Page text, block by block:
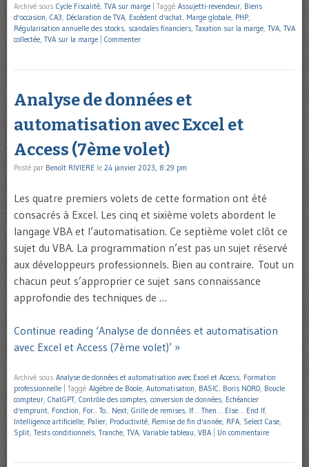
Archivé sous Cycle Fiscalité, TVA sur marge Taggé Assujetti-revendeur, Biens
d'occasion, CA3, Déclaration de TVA, Excédent d'achat, Marge globale, PHP,
Régularisation annuelle des stocks, scandales financiers, Taxation sur la marge, TVA, TVA
collectée, TVA sur la marge Commenter
Analyse de données et
automatisation avec Excel et
Access (7ème volet)
Posté par Benoît RIVIERE le 24 janvier 2023, 8:29 pm
Les quatre premiers volets de cette formation ont été
consacrés à Excel. Les cinq et sixième volets abordent le
langage VBA et l’automatisation. Ce septième volet clôt ce
sujet du VBA. La programmation n’est pas un sujet réservé
aux développeurs professionnels. Bien au contraire. Tout un
chacun peut s’approprier ce sujet sans connaissance
approfondie des techniques de …
Continue reading ‘Analyse de données et automatisation
avec Excel et Access (7ème volet)’ »
Archivé sous Analyse de données et automatisation avec Excel et Access, Formation
professionnelle
Taggé Algèbre de Boole, Automatisation, BASIC, Boris NORO, Boucle
compteur, ChatGPT, Contrôle des comptes, conversion de données, Echéancier
d'emprunt, Fonction, For... To... Next, Grille de remises, If… Then… Else… End If,
Intelligence artificielle, Palier, Productivité, Remise de fin d'année, RFA, Select Case,
Split, Tests conditionnels, Tranche, TVA, Variable tableau, VBA Un commentaire